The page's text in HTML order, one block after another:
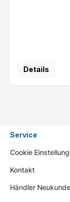
Details
Service
Cookie
Kontakt
Händler